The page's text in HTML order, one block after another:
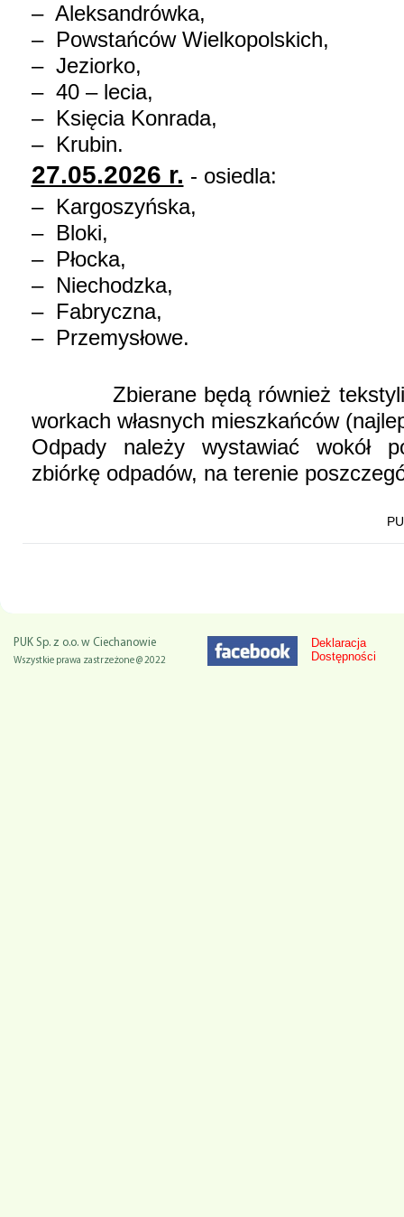
‒ Aleksandrówka,
‒ Powstańców Wielkopolskich,
‒ Jeziorko,
‒ 40 – lecia,
‒ Księcia Konrada,
‒ Krubin.
27.05.2026 r. - osiedla:
‒ Kargoszyńska,
‒ Bloki,
‒ Płocka,
‒ Niechodzka,
‒ Fabryczna,
‒ Przemysłowe.
Zbierane będą również
workach własnych mieszkańców
Odpady należy wystawiać wokół
zbiórkę odpadów, na terenie
PUK Sp. z o.o. w Ciechanowie
Wszystkie prawa zastrzeżone @ 2022
Deklaracja
Dostępności